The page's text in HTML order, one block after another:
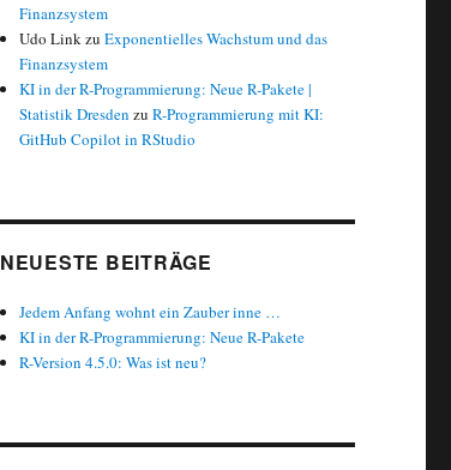
Finanzsystem
Udo LinkzuExponentielles Wachstum und das
Finanzsystem
KI in der R-Programmierung: Neue R-Pakete |
Statistik Dresden zuR-Programmierung mit KI:
GitHub Copilot in RStudio
NEUESTE BEITRÄGE
Jedem Anfang wohnt ein Zauber inne …
KI in der R-Programmierung: Neue R-Pakete
R-Version 4.5.0: Was ist neu?